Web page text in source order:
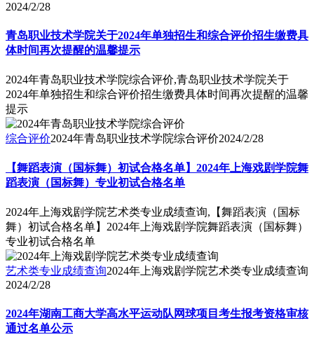
2024/2/28
青岛职业技术学院关于2024年单独招生和综合评价招生缴费具
体时间再次提醒的温馨提示
2024年青岛职业技术学院综合评价,青岛职业技术学院关于
2024年单独招生和综合评价招生缴费具体时间再次提醒的温馨
提示
综合评价2024年青岛职业技术学院综合评价2024/2/28
【舞蹈表演（国标舞）初试合格名单】2024年上海戏剧学院舞
蹈表演（国标舞）专业初试合格名单
2024年上海戏剧学院艺术类专业成绩查询,【舞蹈表演（国标
舞）初试合格名单】2024年上海戏剧学院舞蹈表演（国标舞）
专业初试合格名单
艺术类专业成绩查询2024年上海戏剧学院艺术类专业成绩查询
2024/2/28
2024年湖南工商大学高水平运动队网球项目考生报考资格审核
通过名单公示